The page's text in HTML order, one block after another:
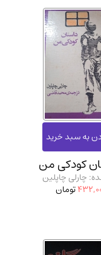
کودکی من
چارلی چاپلین
تومان